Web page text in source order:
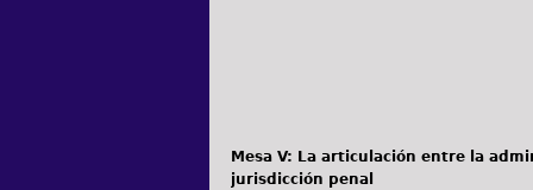
Mesa V: La articulación entre la
jurisdicción penal